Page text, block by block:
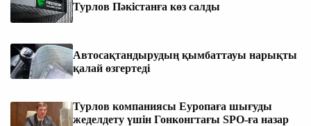
Турлов Пәкістанға көз салды
Автосақтандырудың қымбаттауы нарықты
қалай өзгертеді
Турлов компаниясы Еуропаға шығуды
жеделдету үшін Гонконгтағы SPO-ға назар